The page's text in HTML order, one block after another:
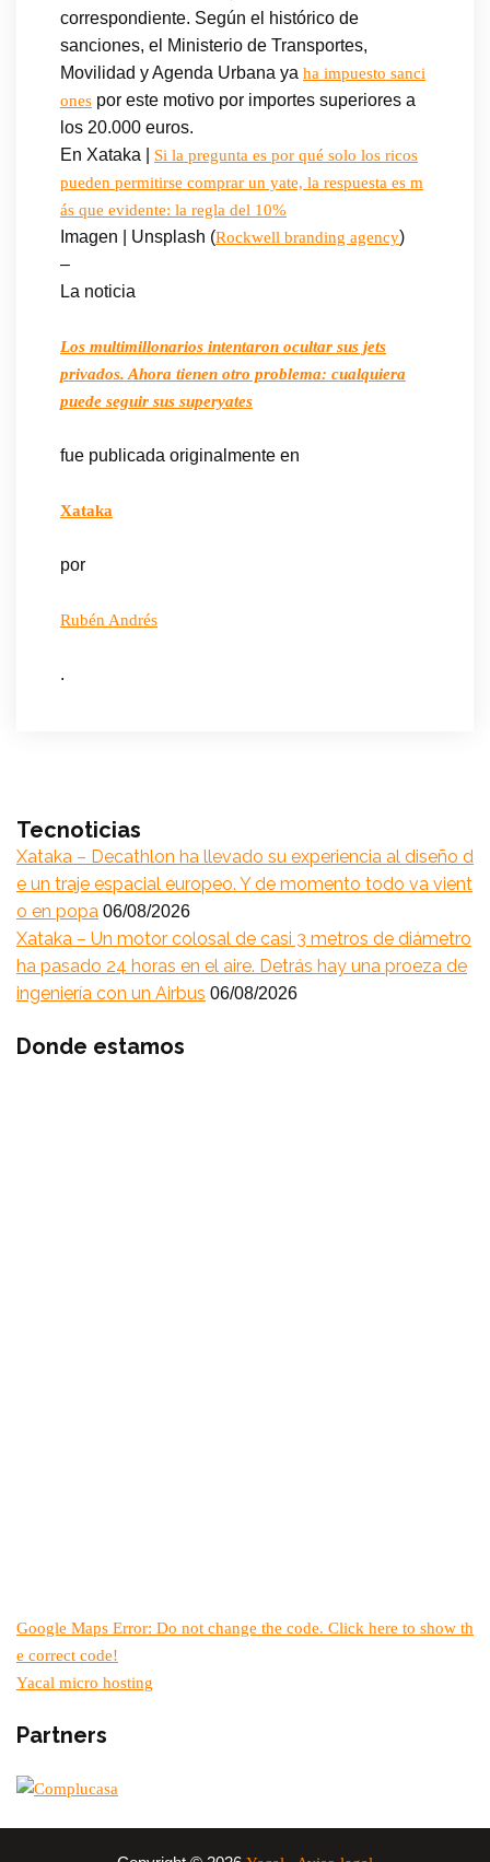
correspondiente. Según el histórico de
sanciones, el Ministerio de Transportes,
Movilidad y Agenda Urbana ya ha impuesto sanci
ones por este motivo por importes superiores a
los 20.000 euros.
En Xataka | Si la pregunta es por qué solo los ricos
pueden permitirse comprar un yate, la respuesta es m
ás que evidente: la regla del 10%
Imagen | Unsplash (Rockwell branding agency)
–
La noticia
Los multimillonarios intentaron ocultar sus jets
privados. Ahora tienen otro problema: cualquiera
puede seguir sus superyates
fue publicada originalmente en
Xataka
por
Rubén Andrés
.
Tecnoticias
Xataka – Decathlon ha llevado su experiencia al diseño d
e un traje espacial europeo. Y de momento todo va vient
o en popa 06/08/2026
Xataka – Un motor colosal de casi 3 metros de diámetro
ha pasado 24 horas en el aire. Detrás hay una proeza de
ingeniería con un Airbus 06/08/2026
Donde estamos
Google Maps Error: Do not change the code. Click here to show th
e correct code!
Yacal micro hosting
Partners